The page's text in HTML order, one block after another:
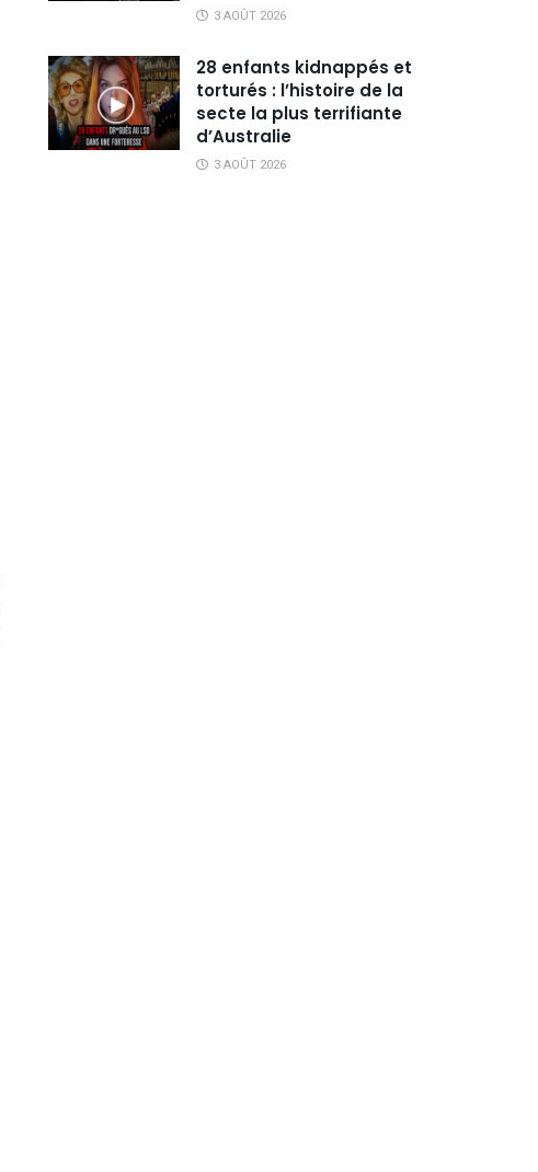
3 AOÛT 2026
28 enfants kidnappés et
torturés : l’histoire de la
secte la plus terrifiante
d’Australie
3 AOÛT 2026